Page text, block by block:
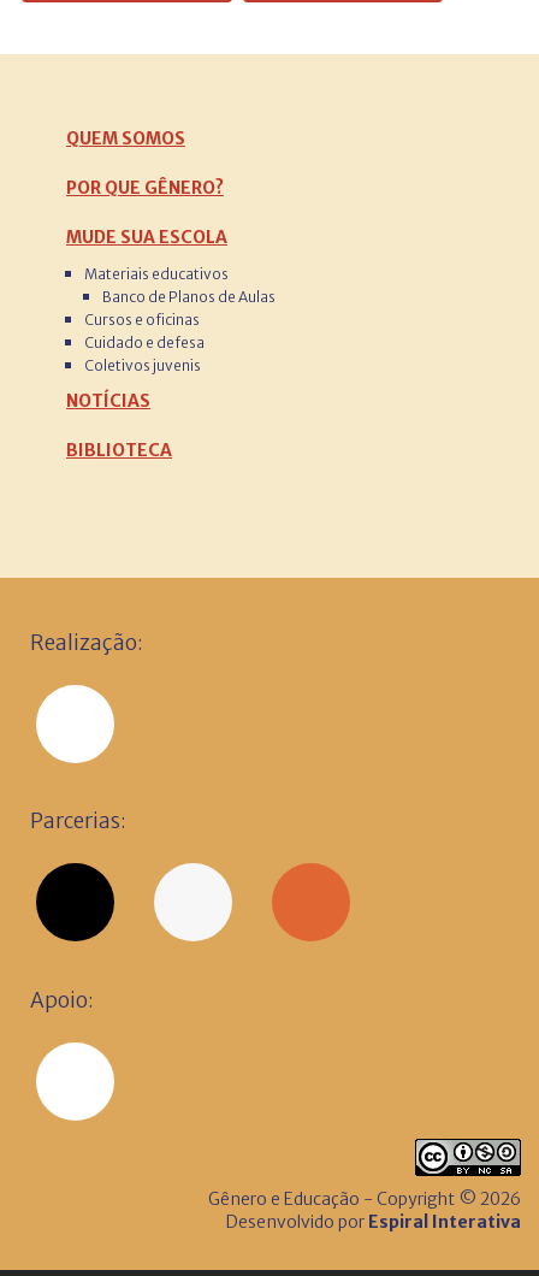
QUEM SOMOS
POR QUE GÊNERO?
MUDE SUA ESCOLA
Materiais educativos
Banco de Planos de Aulas
Cursos e oficinas
Cuidado e defesa
Coletivos juvenis
NOTÍCIAS
BIBLIOTECA
Realização:
Parcerias:
Apoio:
Gênero e Educação - Copyright © 2026
Desenvolvido por Espiral Interativa